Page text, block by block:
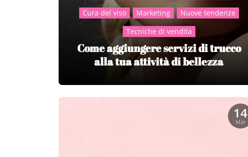
Cura del viso
Marketing
Nuove tendenze
Tecniche di vendita
Come aggiungere servizi di trucco
alla tua attività di bellezza
14
Mar